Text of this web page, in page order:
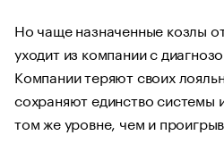
Но чаще назначенные козлы
уходит из компании с
Компании теряют своих
сохраняют единство системы
том же уровне, чем и